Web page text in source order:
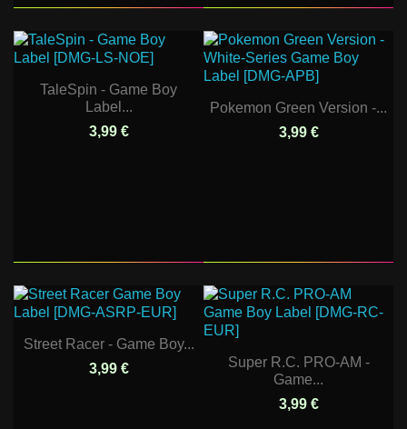
TaleSpin - Game Boy
Label...
3,99 €
Pokemon Green Version -...
3,99 €
Street Racer - Game Boy...
3,99 €
Super R.C. PRO-AM -
Game...
3,99 €